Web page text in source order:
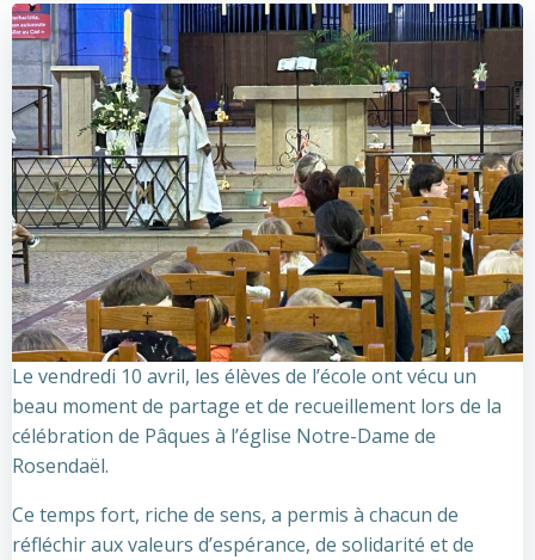
Le vendredi 10 avril, les élèves de l’école ont vécu un
beau moment de partage et de recueillement lors de la
célébration de Pâques à l’église Notre-Dame de
Rosendaël.
Ce temps fort, riche de sens, a permis à chacun de
réfléchir aux valeurs d’espérance, de solidarité et de